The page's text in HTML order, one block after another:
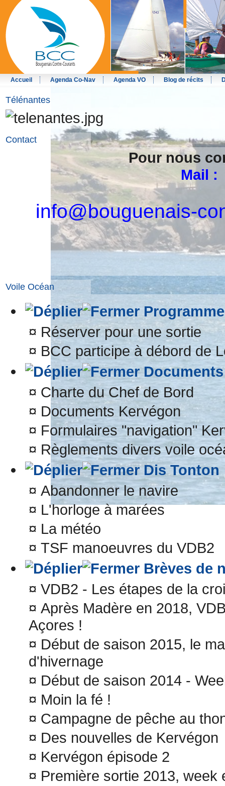
Accueil Agenda Co-Nav Agenda VO Blog de récits
Télénantes
Contact
Pour nous
Mail :
info@bouguenais-
Voile Océan
¤ Réserver pour une sortie
¤ BCC participe à débord de
¤ Charte du Chef de Bord
¤ Documents Kervégon
¤ Formulaires "navigation"
¤ Règlements divers voile
Dis Tonton
¤ Abandonner le navire
¤ L'horloge à marées
¤ La météo
¤ TSF manoeuvres du VDB2
Brèves de
¤ VDB2 - Les étapes de la
¤ Après Madère en 2018,
Açores !
¤ Début de saison 2015, le
d'hivernage
¤ Début de saison 2014 -
¤ Moin la fé !
¤ Campagne de pêche au
¤ Des nouvelles de Kervégon
¤ Kervégon épisode 2
¤ Première sortie 2013, week